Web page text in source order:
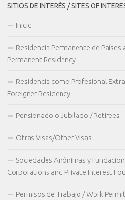
SITIOS DE INTERÈS / SITES OF
Inicio
Residencia Permanente de
Permanent Residency
Residencia como Profesional
Foreigner Residency
Pensionado o Jubilado / Retirees
Otras Visas/Other Visas
Sociedades Anónimas y
Corporations and Private Interest
Permisos de Trabajo / Work